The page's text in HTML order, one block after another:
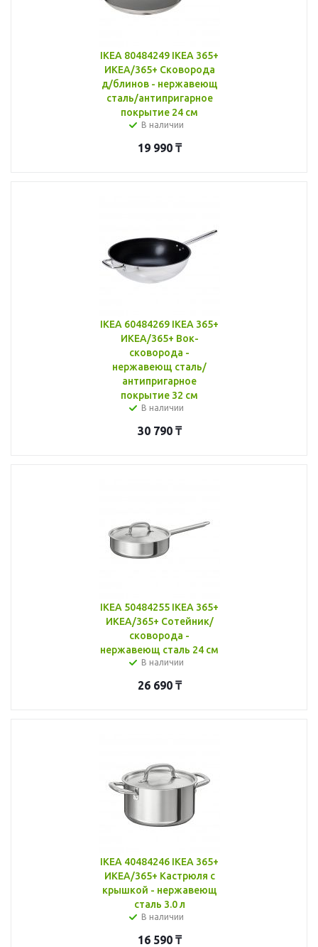
IKEA 80484249 IKEA 365+
ИКЕА/365+ Сковорода
д/блинов - нержавеющ
сталь/антипригарное
покрытие 24 см
В наличии
19 990₸
IKEA 60484269 IKEA 365+
ИКЕА/365+ Вок-
сковорода -
нержавеющ сталь/
антипригарное
покрытие 32 см
В наличии
30 790₸
IKEA 50484255 IKEA 365+
ИКЕА/365+ Сотейник/
сковорода -
нержавеющ сталь 24 см
В наличии
26 690₸
IKEA 40484246 IKEA 365+
ИКЕА/365+ Кастрюля с
крышкой - нержавеющ
сталь 3.0 л
В наличии
16 590₸